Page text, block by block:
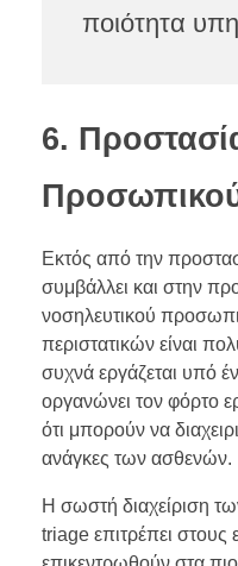
ποιότητα
6.
Εκτός από την
συμβάλλει και στην
νοσηλευτικού
περιστατικών είναι
συχνά εργάζεται υπό
οργανώνει τον φόρτο
ότι μπορούν να
ανάγκες των ασθενών.
Η σωστή διαχείριση
triage επιτρέπει στους